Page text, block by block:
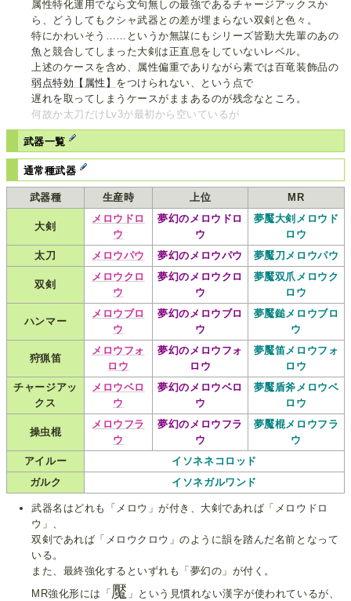
属性特化運用でなら文句無しの最強であるチャージアックスか
ら、どうしてもクシャ武器との差が埋まらない双剣と色々。
特にかわいそう……というか無謀にもシリーズ皆勤大先輩のあの
魚 と競合してしまった大剣は正直息をしていないレベル。
上述のケースを含め、属性偏重でありながら素では百竜装飾品の
弱点特効【属性】 をつけられない、という点で
遅れを取ってしまうケースがままあるのが残念なところ。
何故か太刀だけLv3が最初から空いているが
武器一覧
通常種武器
武器種 生産時 上位 MR
大剣
メロウドロ
ウ
夢幻のメロウドロ
ウ
夢魘大剣メロウド
ロウ
太刀
メロウパウ 夢幻のメロウパウ 夢魘刀メロウパウ
双剣
メロウクロ
ウ
夢幻のメロウクロ
ウ
夢魘双爪メロウク
ロウ
ハンマー
メロウブロ
ウ
夢幻のメロウブロ
ウ
夢魘鎚メロウブロ
ウ
狩猟笛
メロウフォ
ロウ
夢幻のメロウフォ
ロウ
夢魘笛メロウフォ
ロウ
チャージアッ
クス
メロウベロ
ウ
夢幻のメロウベロ
ウ
夢魘盾斧メロウベ
ロウ
操虫棍
メロウフラ
ウ
夢幻のメロウフラ
ウ
夢魘棍メロウフラ
ウ
アイルー
イソネネコロッド
ガルク
イソネガルワンド
武器名はどれも「メロウ」が付き、大剣であれば「メロウドロ
ウ」、
双剣であれば「メロウクロウ」のように韻を踏んだ名前となって
いる。
また、最終強化するといずれも「夢幻の」が付く。
MR強化形には「魘 」という見慣れない漢字が使われているが、